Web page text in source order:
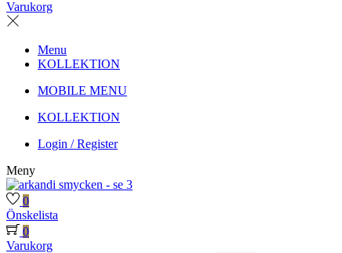
Varukorg
Menu
KOLLEKTION
MOBILE MENU
KOLLEKTION
Login / Register
Meny
0
Önskelista
0
Varukorg